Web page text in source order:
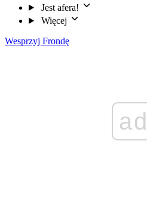
Jest afera!
Więcej
Wesprzyj Frondę
ad